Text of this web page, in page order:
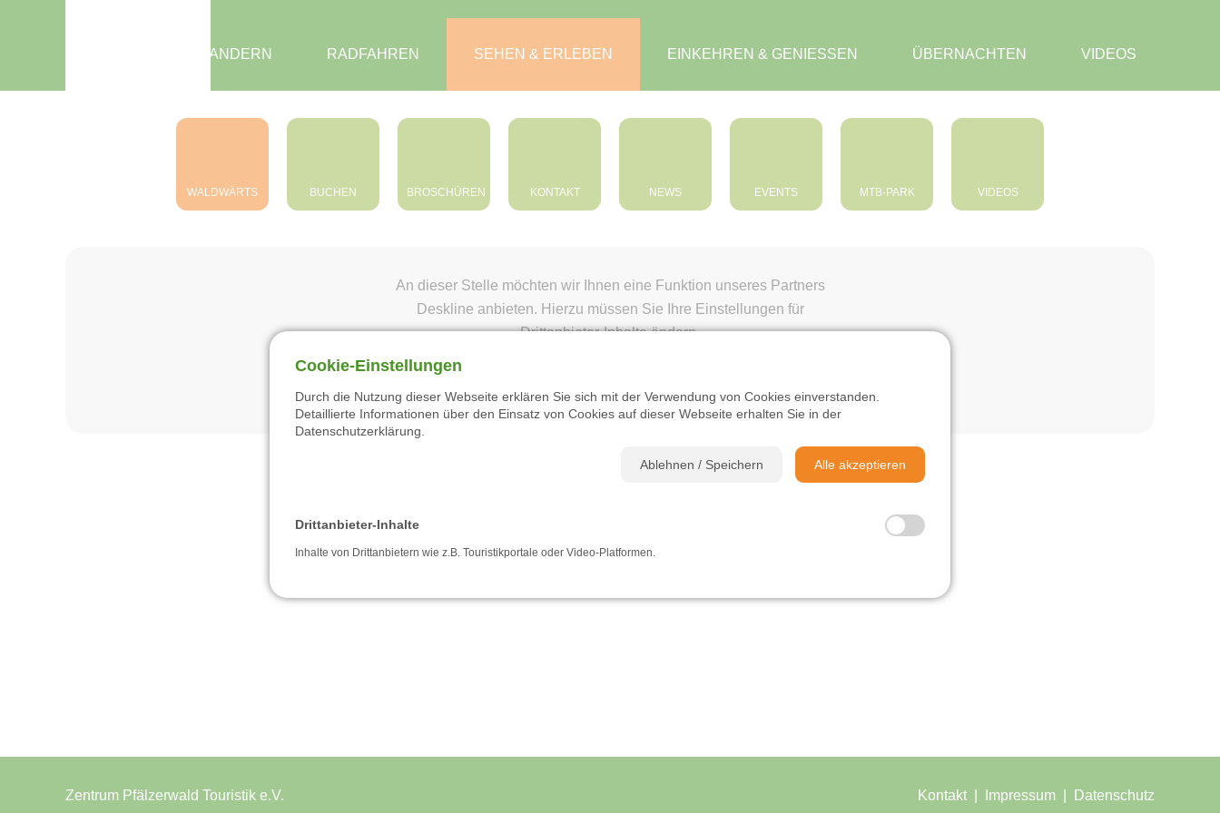
WANDERN
RADFAHREN SEHEN & ERLEBEN EINKEHREN & GENIESSEN ÜBERNACHTEN VIDEOS
WALDWÄRTS BUCHEN BROSCHÜREN KONTAKT NEWS EVENTS MTB-PARK VIDEOS
An dieser Stelle möchten wir Ihnen eine Funktion unseres Partners
Deskline anbieten. Hierzu müssen Sie Ihre Einstellungen für
Drittanbieter-Inhalte ändern.
Cookie-Einstellungen
Durch die Nutzung dieser Webseite erklären Sie sich mit der Verwendung von Cookies einverstanden.
Detaillierte Informationen über den Einsatz von Cookies auf dieser Webseite erhalten Sie in der
Datenschutzerklärung
Ablehnen / Speichern Alle akzeptieren
Drittanbieter-Inhalte
Inhalte von Drittanbietern wie z.B. Touristikportale oder Video-Platformen.
Zentrum Pfälzerwald Touristik e.V.
Kontakt Impressum Datenschutz